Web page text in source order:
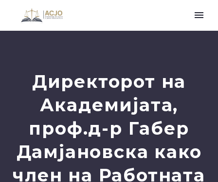
Директорот на
Акaдемијата,
проф.д-р Габер
Дамјановска како
член на Работната